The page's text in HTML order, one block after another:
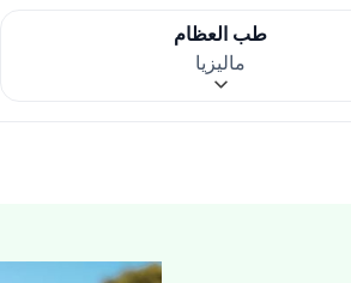
طب العظام
ماليزيا